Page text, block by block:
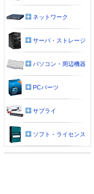
ネットワーク
サーバ・ストレージ
パソコン・周辺機器
PCパーツ
サプライ
ソフト・ライセンス